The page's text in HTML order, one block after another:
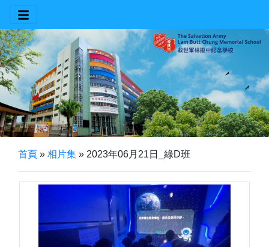
首頁 » 相片集 » 2023年06月21日_綠D班